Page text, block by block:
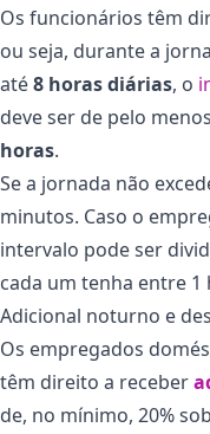
Os funcionários têm
ou seja, durante a
até8 horas diárias, o
deve ser de pelo menos
horas.
Se a jornada não
minutos. Caso o
intervalo pode ser
cada um tenha entre 1
Adicional noturno e
Os empregados
têm direito a receber
de, no mínimo, 20%